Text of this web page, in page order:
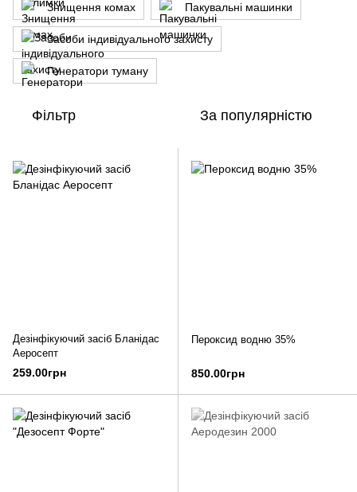
Знищення комах Пакувальні машинки
Засоби індивідуального захисту
Генератори туману
Фільтр За популярністю
Дезінфікуючий засіб Бланідас
Аеросепт
259.00грн
Пероксид водню 35%
850.00грн